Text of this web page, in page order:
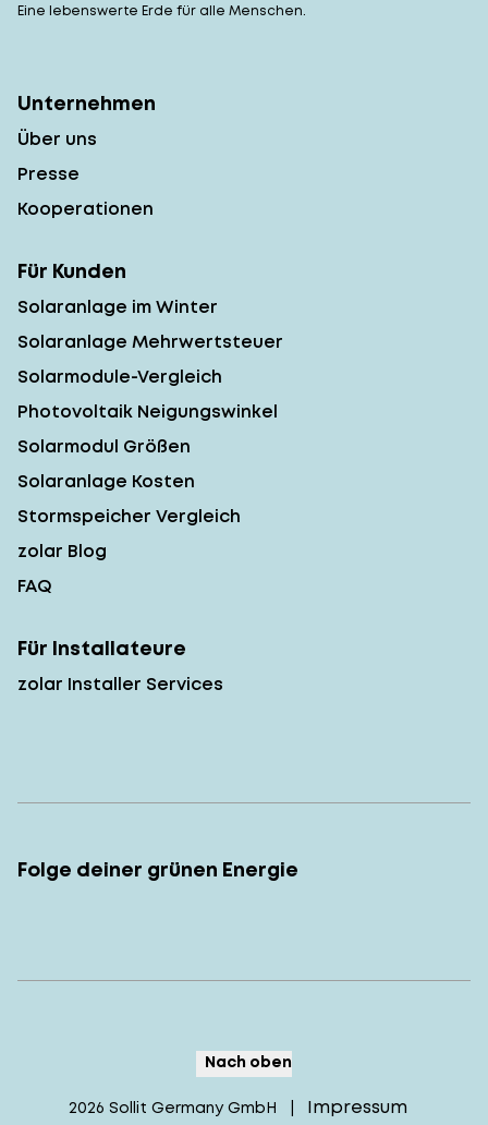
Eine lebenswerte Erde für alle Menschen.
Unternehmen
Über uns
Presse
Kooperationen
Für Kunden
Solaranlage im Winter
Solaranlage Mehrwertsteuer
Solarmodule-Vergleich
Photovoltaik Neigungswinkel
Solarmodul Größen
Solaranlage Kosten
Stormspeicher Vergleich
zolar Blog
FAQ
Für Installateure
zolar Installer Services
Folge deiner grünen Energie
Nach oben
2026 Sollit Germany GmbH | Impressum